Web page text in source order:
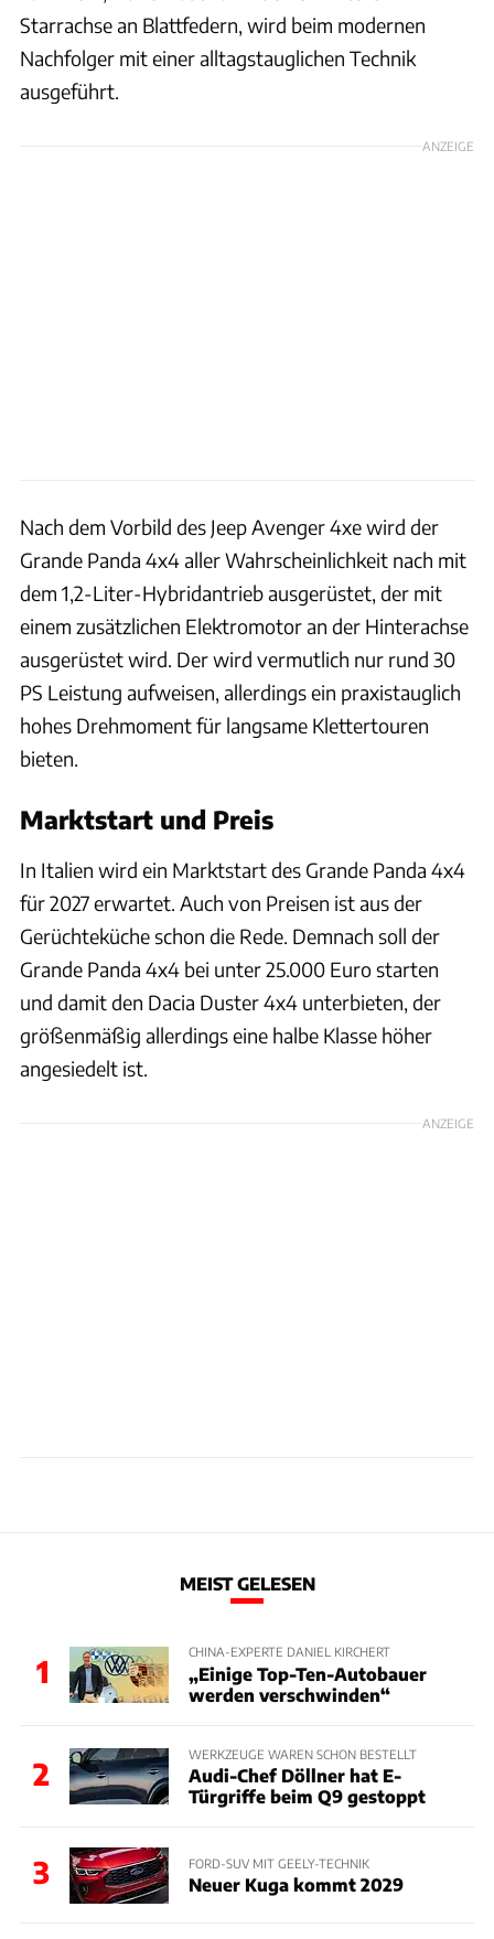
Starrachse an Blattfedern, wird beim modernen
Nachfolger mit einer alltagstauglichen Technik
ausgeführt.
ANZEIGE
Nach dem Vorbild des Jeep Avenger 4xe wird der
Grande Panda 4x4 aller Wahrscheinlichkeit nach mit
dem 1,2-Liter-Hybridantrieb ausgerüstet, der mit
einem zusätzlichen Elektromotor an der Hinterachse
ausgerüstet wird. Der wird vermutlich nur rund 30
PS Leistung aufweisen, allerdings ein praxistauglich
hohes Drehmoment für langsame Klettertouren
bieten.
Marktstart und Preis
In Italien wird ein Marktstart des Grande Panda 4x4
für 2027 erwartet. Auch von Preisen ist aus der
Gerüchteküche schon die Rede. Demnach soll der
Grande Panda 4x4 bei unter 25.000 Euro starten
und damit den Dacia Duster 4x4 unterbieten, der
größenmäßig allerdings eine halbe Klasse höher
angesiedelt ist.
ANZEIGE
MEIST GELESEN
1
CHINA-EXPERTE DANIEL KIRCHERT
„Einige Top-Ten-Autobauer
werden verschwinden“
2
WERKZEUGE WAREN SCHON BESTELLT
Audi-Chef Döllner hat E-
Türgriffe beim Q9 gestoppt
3 FORD-SUV MIT GEELY-TECHNIK
Neuer Kuga kommt 2029